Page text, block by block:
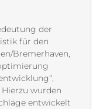
der
für den
Bremerhaven,
wurden
entwickelt